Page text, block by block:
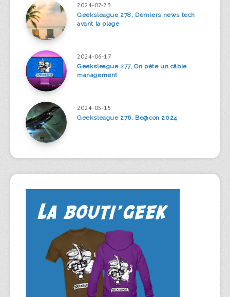
2024-07-23
Geeksleague 278, Derniers news tech
avant la plage
2024-06-17
Geeksleague 277, On pète un câble
management
2024-05-15
Geeksleague 276, Be@con 2024